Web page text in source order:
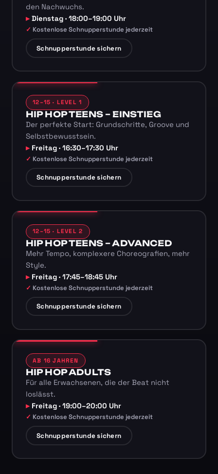
den Nachwuchs.
Dienstag · 18:00–19:00 Uhr
Kostenlose Schnupperstunde jederzeit
Schnupperstunde sichern
12–15 · LEVEL 1
HIP HOP TEENS – EINSTIEG
Der perfekte Start: Grundschritte, Groove und
Selbstbewusstsein.
Freitag · 16:30–17:30 Uhr
Kostenlose Schnupperstunde jederzeit
Schnupperstunde sichern
12–15 · LEVEL 2
HIP HOP TEENS – ADVANCED
Mehr Tempo, komplexere Choreografien, mehr
Style.
Freitag · 17:45–18:45 Uhr
Kostenlose Schnupperstunde jederzeit
Schnupperstunde sichern
AB 16 JAHREN
HIP HOP ADULTS
Für alle Erwachsenen, die der Beat nicht
loslässt.
Freitag · 19:00–20:00 Uhr
Kostenlose Schnupperstunde jederzeit
Schnupperstunde sichern